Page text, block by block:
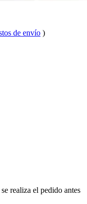
de envío )
se realiza el pedido antes